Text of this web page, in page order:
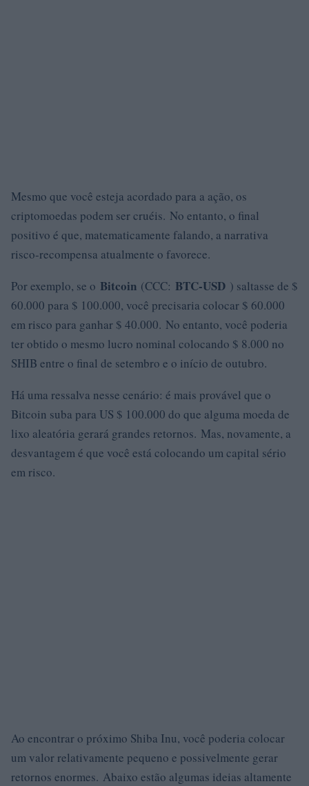
Mesmo que você esteja acordado para a ação, os
criptomoedas podem ser cruéis. No entanto, o final
positivo é que, matematicamente falando, a narrativa
risco-recompensa atualmente o favorece.
Por exemplo, se o Bitcoin (CCC: BTC-USD ) saltasse de $
60.000 para $ 100.000, você precisaria colocar $ 60.000
em risco para ganhar $ 40.000. No entanto, você poderia
ter obtido o mesmo lucro nominal colocando $ 8.000 no
SHIB entre o final de setembro e o início de outubro.
Há uma ressalva nesse cenário: é mais provável que o
Bitcoin suba para US $ 100.000 do que alguma moeda de
lixo aleatória gerará grandes retornos. Mas, novamente, a
desvantagem é que você está colocando um capital sério
em risco.
Ao encontrar o próximo Shiba Inu, você poderia colocar
um valor relativamente pequeno e possivelmente gerar
retornos enormes. Abaixo estão algumas ideias altamente